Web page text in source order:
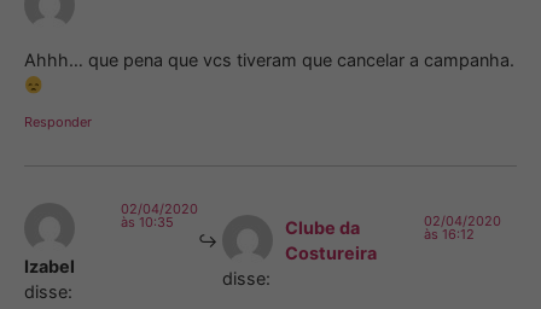
Ahhh… que pena que vcs tiveram que cancelar a campanha.
Responder
Izabel
disse:
02/04/2020
às 10:35
Clube da
Costureira
disse:
02/04/2020
às 16:12